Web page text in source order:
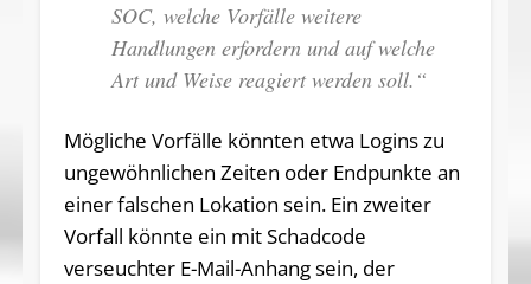
SOC, welche Vorfälle weitere
Handlungen erfordern und auf welche
Art und Weise reagiert werden soll.“
Mögliche Vorfälle könnten etwa Logins zu
ungewöhnlichen Zeiten oder Endpunkte an
einer falschen Lokation sein. Ein zweiter
Vorfall könnte ein mit Schadcode
verseuchter E-Mail-Anhang sein, der